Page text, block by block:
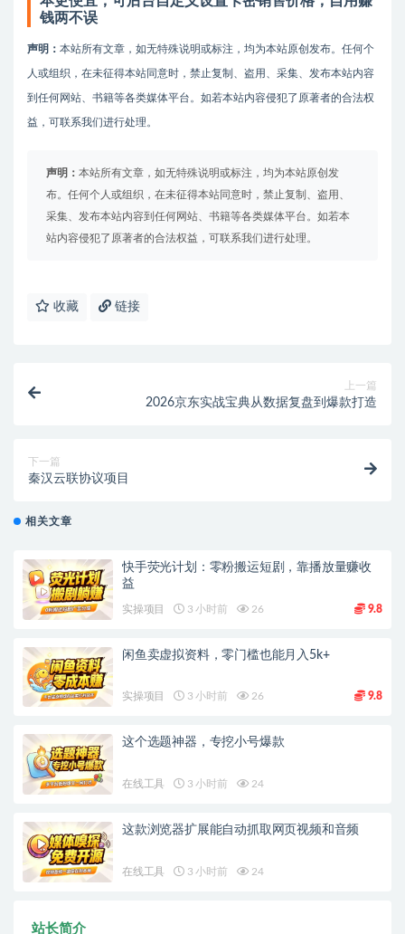
钱两不误
声明： 本站所有文章，如无特殊说明或标注，均为本站原创发布。任何个
人或组织，在未征得本站同意时，禁止复制、盗用、采集、发布本站内容
到任何网站、书籍等各类媒体平台。如若本站内容侵犯了原著者的合法权
益，可联系我们进行处理。
声明： 本站所有文章，如无特殊说明或标注，均为本站原创发
布。任何个人或组织，在未征得本站同意时，禁止复制、盗用、
采集、发布本站内容到任何网站、书籍等各类媒体平台。如若本
站内容侵犯了原著者的合法权益，可联系我们进行处理。
收藏 链接
上一篇
2026京东实战宝典从数据复盘到爆款打造
下一篇
秦汉云联协议项目
相关文章
快手荧光计划：零粉搬运短剧，靠播放量赚收
益
实操项目 3 小时前 26 9.8
闲鱼卖虚拟资料，零门槛也能月入5k+
实操项目 3 小时前 26 9.8
这个选题神器，专挖小号爆款
在线工具 3 小时前 24
这款浏览器扩展能自动抓取网页视频和音频
在线工具 3 小时前 24
站长简介